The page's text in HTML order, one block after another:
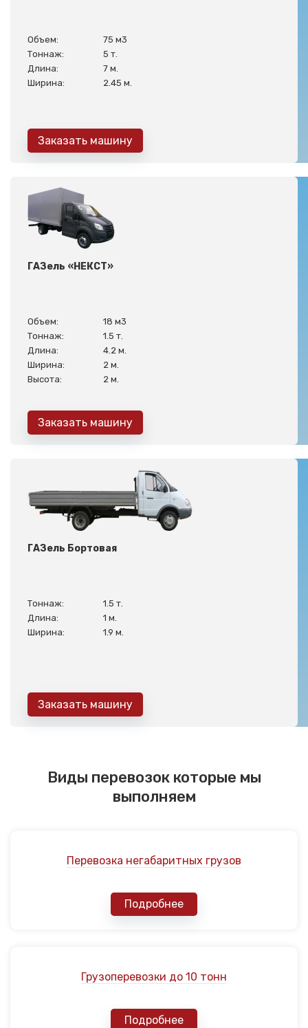
Объем:
75 м3
Тоннаж:
5 т.
Длина:
7 м.
Ширина:
2.45 м.
Заказать машину
ГАЗель «НЕКСТ»
Объем:
18 м3
Тоннаж:
1.5 т.
Длина:
4.2 м.
Ширина:
2 м.
Высота:
2 м.
Заказать машину
ГАЗель Бортовая
Тоннаж:
1.5 т.
Длина:
1 м.
Ширина:
1.9 м.
Заказать машину
Виды перевозок которые мы
выполняем
Перевозка негабаритных грузов
Подробнее
Грузоперевозки до 10 тонн
Подробнее